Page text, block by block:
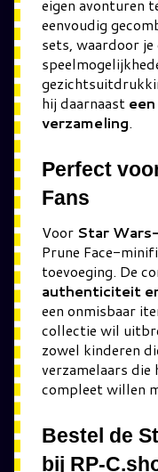
eigen avonturen
eenvoudig
sets, waardoor
hij daarnaast
verzameling.
Perfect
Fans
Voor Star
Prune Face-
toevoeging. De
authenticiteit
een onmisbaar
collectie wil
zowel kinderen
verzamelaars
compleet willen
Bestel de
bij RP-